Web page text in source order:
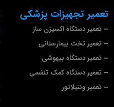
تعمیر تجهیزات پزشکی
تعمیر دستگاه اکسیژن ساز
تعمیر تخت بیمارستانی
تعمیر دستگاه بیهوشی
تعمیر دستگاه کمک تنفسی
تعمیر ونتیلاتور